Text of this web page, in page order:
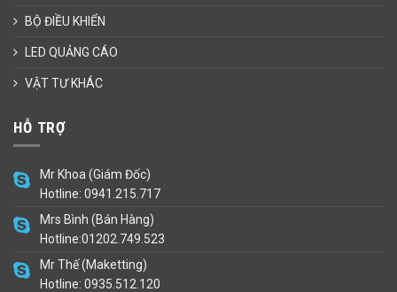
BỘ ĐIỀU KHIỂN
LED QUẢNG CÁO
VẬT TƯ KHÁC
HỖ TRỢ
Mr Khoa (Giám Đốc)
Hotline: 0941.215.717
Mrs Bình (Bán Hàng)
Hotline:01202.749.523
Mr Thế (Maketting)
Hotline: 0935.512.120